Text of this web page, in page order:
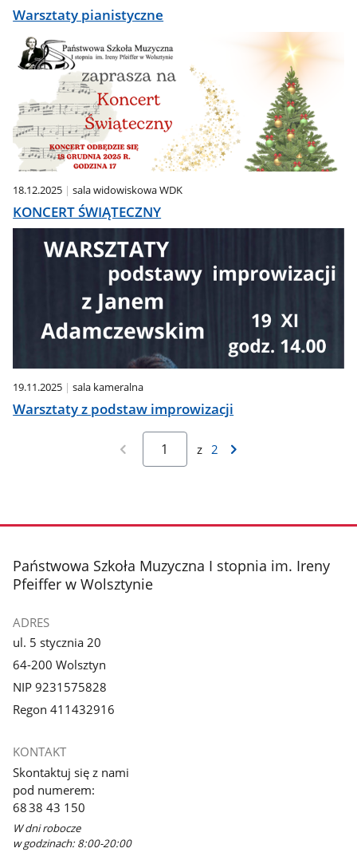
Warsztaty pianistyczne
18.12.2025 sala widowiskowa WDK
KONCERT ŚWIĄTECZNY
19.11.2025 sala kameralna
Warsztaty z podstaw improwizacji
z 2
stopka
Państwowa Szkoła Muzyczna I stopnia im. Ireny
Pfeiffer w Wolsztynie
ADRES
ul. 5 stycznia 20
64-200 Wolsztyn
NIP 9231575828
Regon 411432916
KONTAKT
Skontaktuj się z nami
pod numerem:
68 38 43 150
W dni robocze
w godzinach: 8:00-20:00